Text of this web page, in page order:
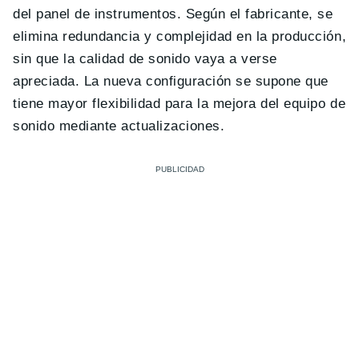
del panel de instrumentos. Según el fabricante, se
elimina redundancia y complejidad en la producción,
sin que la calidad de sonido vaya a verse
apreciada. La nueva configuración se supone que
tiene mayor flexibilidad para la mejora del equipo de
sonido mediante actualizaciones.